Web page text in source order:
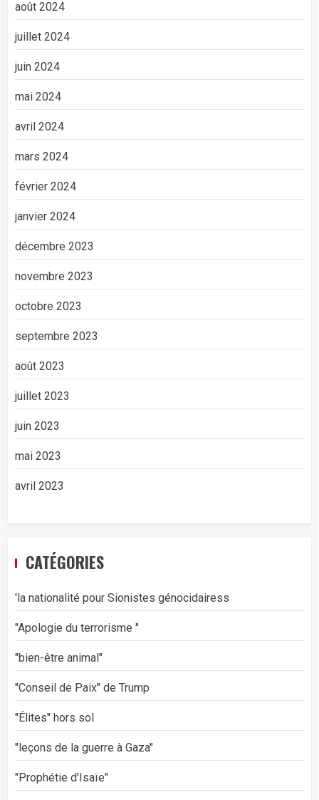
août 2024
juillet 2024
juin 2024
mai 2024
avril 2024
mars 2024
février 2024
janvier 2024
décembre 2023
novembre 2023
octobre 2023
septembre 2023
août 2023
juillet 2023
juin 2023
mai 2023
avril 2023
CATÉGORIES
'la nationalité pour Sionistes génocidairess
"Apologie du terrorisme "
"bien-être animal"
"Conseil de Paix" de Trump
"Élites" hors sol
"leçons de la guerre à Gaza"
"Prophétie d'Isaïe"